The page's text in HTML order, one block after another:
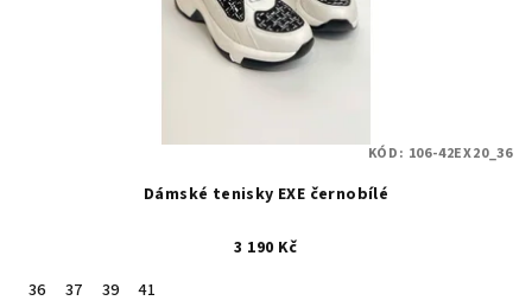
Dámské tenisky EXE černobílé
3 190 Kč
36
37 39
41
KÓD: 106-42EX20_36